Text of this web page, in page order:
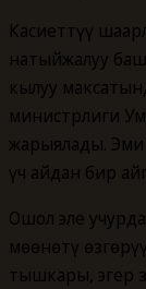
Касиеттүү
натыйжалуу
кылуу
министрлиги
жарыялады.
үч айдан бир
Ошол эле
мөөнөтү
тышкары, эгер